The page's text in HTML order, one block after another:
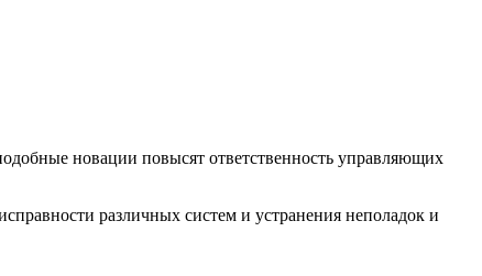
новации повысят ответственность управляющих
различных систем и устранения неполадок и